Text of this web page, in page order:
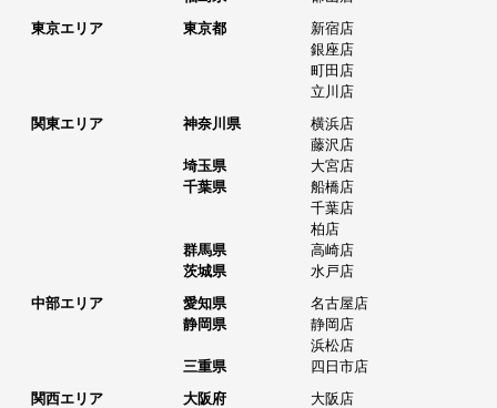
東京エリア
東京都
新宿店
銀座店
町田店
立川店
関東エリア
神奈川県
横浜店
藤沢店
埼玉県
大宮店
千葉県
船橋店
千葉店
柏店
群馬県
高崎店
茨城県
水戸店
中部エリア
愛知県
名古屋店
静岡県
静岡店
浜松店
三重県
四日市店
関西エリア
大阪府
大阪店